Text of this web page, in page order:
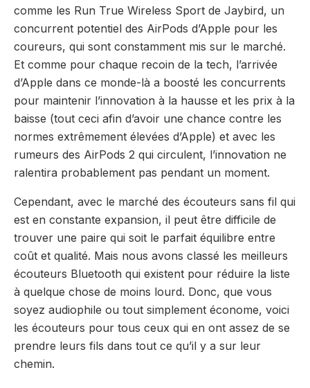
comme les Run True Wireless Sport de Jaybird, un
concurrent potentiel des AirPods d’Apple pour les
coureurs, qui sont constamment mis sur le marché.
Et comme pour chaque recoin de la tech, l’arrivée
d’Apple dans ce monde-là a boosté les concurrents
pour maintenir l’innovation à la hausse et les prix à la
baisse (tout ceci afin d’avoir une chance contre les
normes extrêmement élevées d’Apple) et avec les
rumeurs des AirPods 2 qui circulent, l’innovation ne
ralentira probablement pas pendant un moment.
Cependant, avec le marché des écouteurs sans fil qui
est en constante expansion, il peut être difficile de
trouver une paire qui soit le parfait équilibre entre
coût et qualité. Mais nous avons classé les meilleurs
écouteurs Bluetooth qui existent pour réduire la liste
à quelque chose de moins lourd. Donc, que vous
soyez audiophile ou tout simplement économe, voici
les écouteurs pour tous ceux qui en ont assez de se
prendre leurs fils dans tout ce qu’il y a sur leur
chemin.